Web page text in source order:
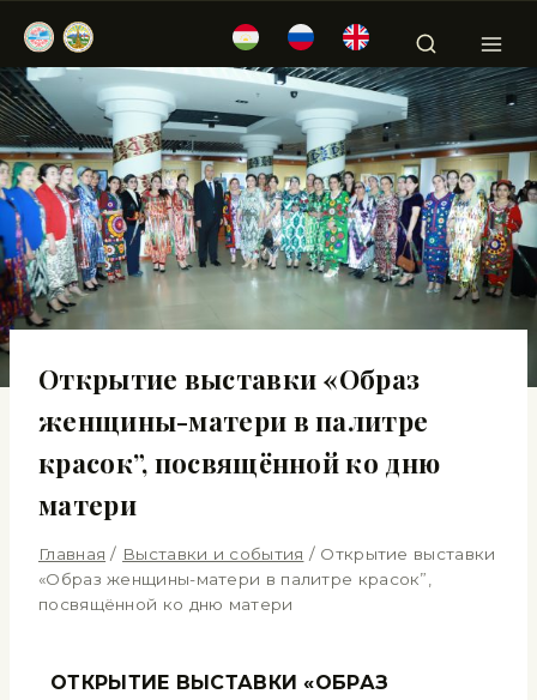
Открытие выставки «Образ
женщины-матери в палитре
красок”, посвящённой ко дню
матери
Главная / Выставки и события / Открытие выставки
«Образ женщины-матери в палитре красок”,
посвящённой ко дню матери
ОТКРЫТИЕ ВЫСТАВКИ «ОБРАЗ